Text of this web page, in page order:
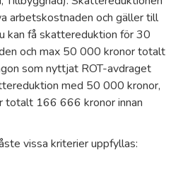
arbetskostnaden och gäller till
kan få skattereduktion för 30
och max 50 000 kronor totalt
som nyttjat ROT-avdraget
med 50 000 kronor,
totalt 166 666 kronor innan
vissa kriterier uppfyllas: